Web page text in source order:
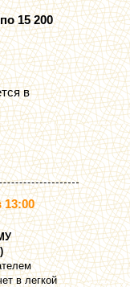
15 200
в
13:00
в легкой